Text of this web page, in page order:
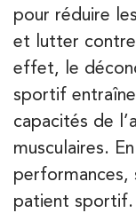
pour réduire
et lutter
effet, le
sportif
capacités de
musculaires.
performances,
patient sportif.
PRENEZ
PRENEZ
IK Paris 6
1 Rue
1 Rue
01 42